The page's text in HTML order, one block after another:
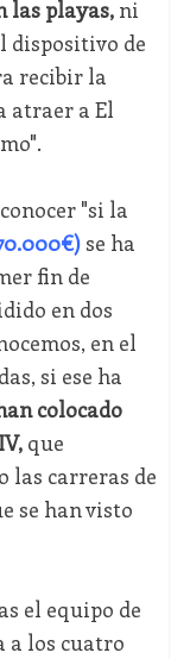
las playas,ni
dispositivo de
recibir la
atraer a El
"si la
se ha
fin de
en dos
en el
si ese ha
colocado
que
las carreras de
se han visto
el equipo de
a los cuatro